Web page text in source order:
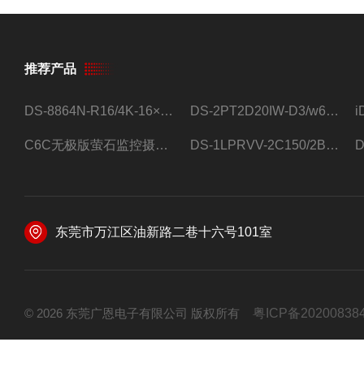
推荐产品
DS-8864N-R16/4K-16×4T/希捷16盘位录像机 DS-2PT2D20IW-D3/w64路高清硬盘录像机
C6C无极版萤石监控摄像头 DS-1LPRVV-2C150/2B监控室外夜视高清电源线护套线200米/卷
东莞市万江区油新路二巷十六号101室
© 2026 东莞广恩电子有限公司 版权所有 粤ICP备